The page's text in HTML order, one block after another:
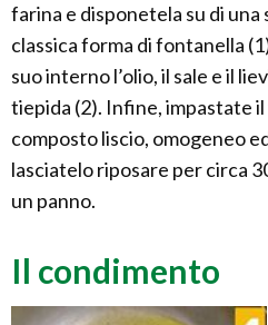
farina e disponetela su di
classica forma di fontanella
suo interno l’olio, il sale e il
tiepida (2). Infine, impastate
composto liscio, omogeneo
lasciatelo riposare per circa
un panno.
Il condimento